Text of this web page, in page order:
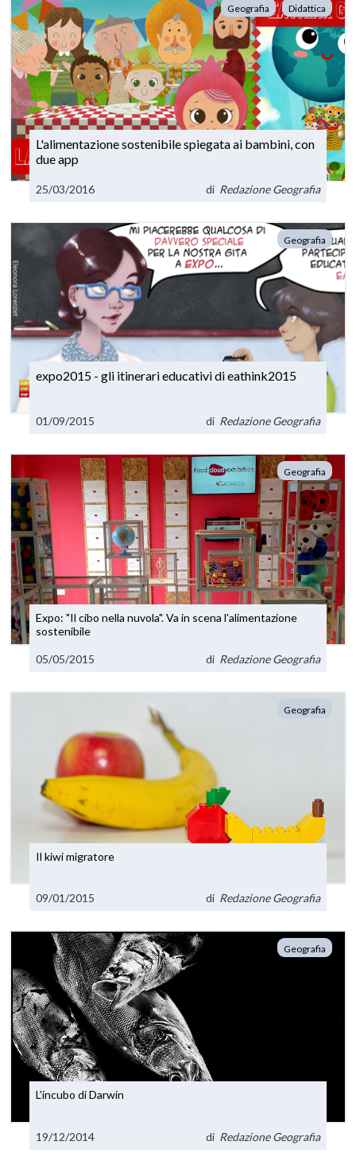
Geografia Didattica
L'alimentazione sostenibile spiegata ai bambini, con
due app
25/03/2016 di Redazione Geografia
Geografia
expo2015 - gli itinerari educativi di eathink2015
01/09/2015 di Redazione Geografia
Geografia
Expo: "Il cibo nella nuvola". Va in scena l'alimentazione
sostenibile
05/05/2015 di Redazione Geografia
Geografia
Il kiwi migratore
09/01/2015 di Redazione Geografia
Geografia
L’incubo di Darwin
19/12/2014 di Redazione Geografia